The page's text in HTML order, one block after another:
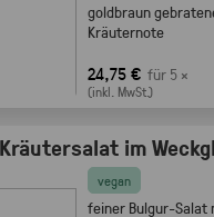
goldbraun
Kräuternote
24,75 € für 5 ×
(inkl. MwSt.)
im
vegan
feiner Bulgur-Salat